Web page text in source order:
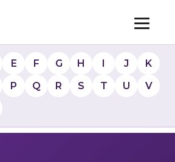
E F G H I J
K
P Q R S T U
V